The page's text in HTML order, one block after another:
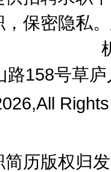
保密隐私
路158号草
历版权归